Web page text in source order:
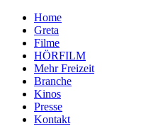
Home
Greta
Filme
HÖRFILM
Mehr Freizeit
Branche
Kinos
Presse
Kontakt